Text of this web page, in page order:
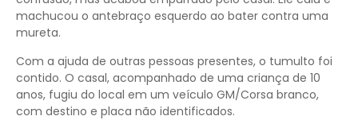
machucou o antebraço esquerdo ao bater contra uma
mureta.
Com a ajuda de outras pessoas presentes, o tumulto foi
contido. O casal, acompanhado de uma criança de 10
anos, fugiu do local em um veículo GM/Corsa branco,
com destino e placa não identificados.